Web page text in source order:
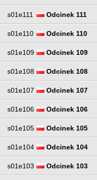
s01e111 Odcinek 111
s01e110 Odcinek 110
s01e109 Odcinek 109
s01e108 Odcinek 108
s01e107 Odcinek 107
s01e106 Odcinek 106
s01e105 Odcinek 105
s01e104 Odcinek 104
s01e103 Odcinek 103